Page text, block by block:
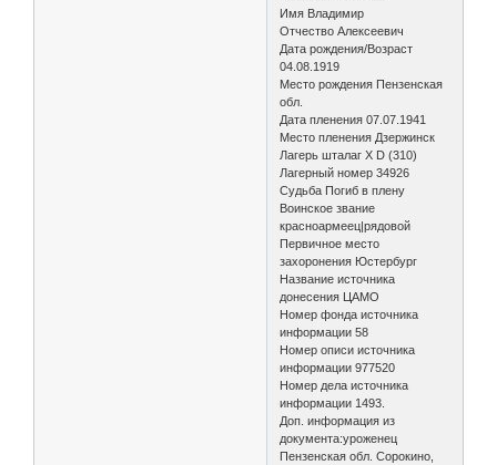
Имя Владимир
Отчество Алексеевич
Дата рождения/Возраст
04.08.1919
Место рождения Пензенская
обл.
Дата пленения 07.07.1941
Место пленения Дзержинск
Лагерь шталаг X D (310)
Лагерный номер 34926
Судьба Погиб в плену
Воинское звание
красноармеец|рядовой
Первичное место
захоронения Юстербург
Название источника
донесения ЦАМО
Номер фонда источника
информации 58
Номер описи источника
информации 977520
Номер дела источника
информации 1493.
Доп. информация из
документа:уроженец
Пензенская обл. Сорокино,